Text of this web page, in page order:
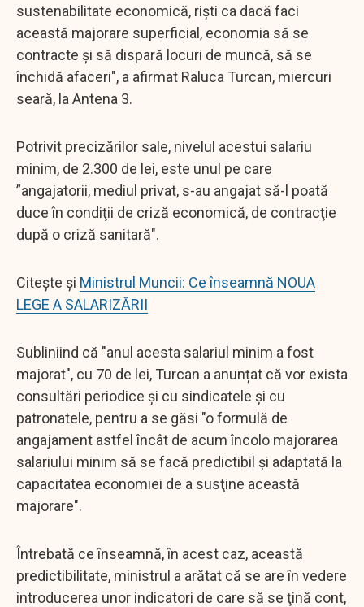
sustenabilitate economică, rişti ca dacă faci
această majorare superficial, economia să se
contracte şi să dispară locuri de muncă, să se
închidă afaceri", a afirmat Raluca Turcan, miercuri
seară, la Antena 3.
Potrivit precizărilor sale, nivelul acestui salariu
minim, de 2.300 de lei, este unul pe care
”angajatorii, mediul privat, s-au angajat să-l poată
duce în condiţii de criză economică, de contracţie
după o criză sanitară".
Citește și Ministrul Muncii: Ce înseamnă NOUA
LEGE A SALARIZĂRII
Subliniind că "anul acesta salariul minim a fost
majorat", cu 70 de lei, Turcan a anunțat că vor exista
consultări periodice şi cu sindicatele şi cu
patronatele, pentru a se găsi "o formulă de
angajament astfel încât de acum încolo majorarea
salariului minim să se facă predictibil şi adaptată la
capacitatea economiei de a susţine această
majorare".
Întrebată ce înseamnă, în acest caz, această
predictibilitate, ministrul a arătat că se are în vedere
introducerea unor indicatori de care să se ţină cont,